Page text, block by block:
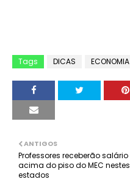
Tags DICAS ECONOMIA
ANTIGOS
Professores receberão salário
acima do piso do MEC nestes
estados